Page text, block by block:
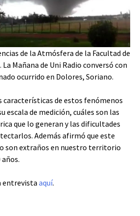
de la Atmósfera de la Facultad de
La Mañana de Uni Radio conversó con
ocurrido en Dolores, Soriano.
características de estos fenómenos
escala de medición, cuáles son las
que lo generan y las dificultades
Además afirmó que este
son extraños en nuestro territorio
años.
entrevista aquí.